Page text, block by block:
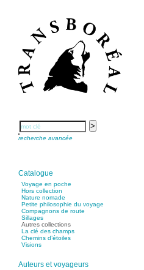
recherche avancée
Catalogue
Voyage en poche
Hors collection
Nature nomade
Petite philosophie du voyage
Compagnons de route
Sillages
Autres collections
La clé des champs
Chemins d’étoiles
Visions
Auteurs et voyageurs